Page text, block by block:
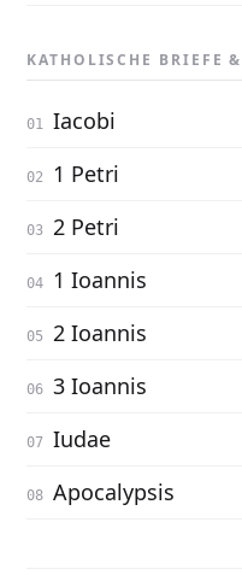
KATHOLISCHE BRIEFE
Iacobi
1 Petri
2 Petri
1 Ioannis
2 Ioannis
3 Ioannis
Iudae
Apocalypsis